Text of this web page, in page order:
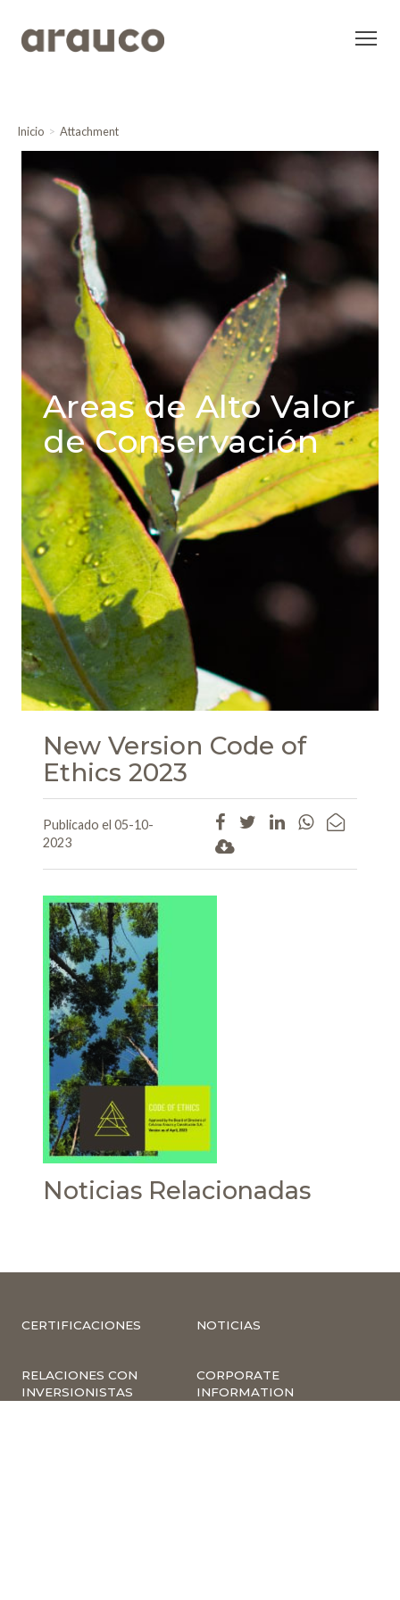
Inicio Attachment
Areas de Alto Valor
de Conservación
New Version Code of
Ethics 2023
Publicado el 05-10-
2023
Noticias Relacionadas
CERTIFICACIONES NOTICIAS
RELACIONES CON
INVERSIONISTAS
CORPORATE
INFORMATION